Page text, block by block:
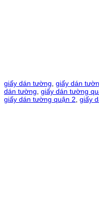
giấy dán tường, giấy dán
dán tường, giấy dán tường
giấy dán tường quận 2, giấy